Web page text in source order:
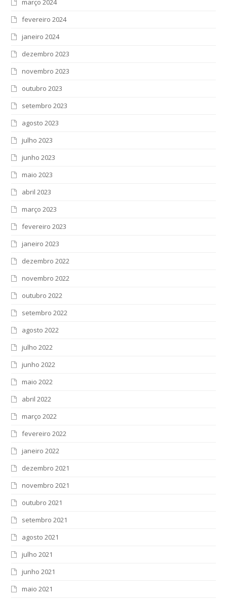
março 2024
fevereiro 2024
janeiro 2024
dezembro 2023
novembro 2023
outubro 2023
setembro 2023
agosto 2023
julho 2023
junho 2023
maio 2023
abril 2023
março 2023
fevereiro 2023
janeiro 2023
dezembro 2022
novembro 2022
outubro 2022
setembro 2022
agosto 2022
julho 2022
junho 2022
maio 2022
abril 2022
março 2022
fevereiro 2022
janeiro 2022
dezembro 2021
novembro 2021
outubro 2021
setembro 2021
agosto 2021
julho 2021
junho 2021
maio 2021